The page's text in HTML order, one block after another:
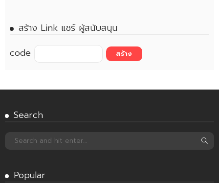
สร้าง Link แชร์ ผู้สนับสนุน
code
Search
Popular